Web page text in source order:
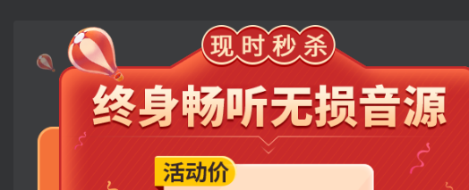
￥9.9 限时特惠
￥99
年卡会员免费 永久会员 免费
立即购买